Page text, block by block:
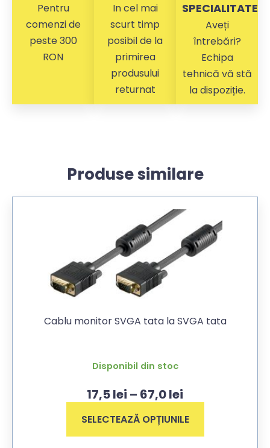
Pentru
comenzi de
peste 300
RON
In cel mai
scurt timp
posibil de la
primirea
produsului
returnat
SPECIALITATE
Aveți
întrebări?
Echipa
tehnică vă stă
la dispoziție.
Produse similare
Cablu monitor SVGA tata la SVGA tata
Disponibil din stoc
17,5lei – 67,0lei
SELECTEAZĂ OPȚIUNILE